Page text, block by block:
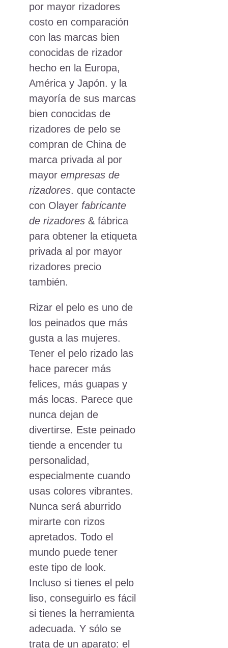
por mayor rizadores
costo en comparación
con las marcas bien
conocidas de rizador
hecho en la Europa,
América y Japón. y la
mayoría de sus marcas
bien conocidas de
rizadores de pelo se
compran de China de
marca privada al por
mayorempresas de
rizadores. que contacte
con Olayer fabricante
de rizadores & fábrica
para obtener la etiqueta
privada al por mayor
rizadores precio
también.
Rizar el pelo es uno de
los peinados que más
gusta a las mujeres.
Tener el pelo rizado las
hace parecer más
felices, más guapas y
más locas. Parece que
nunca dejan de
divertirse. Este peinado
tiende a encender tu
personalidad,
especialmente cuando
usas colores vibrantes.
Nunca será aburrido
mirarte con rizos
apretados. Todo el
mundo puede tener
este tipo de look.
Incluso si tienes el pelo
liso, conseguirlo es fácil
si tienes la herramienta
adecuada. Y sólo se
trata de un aparato: el